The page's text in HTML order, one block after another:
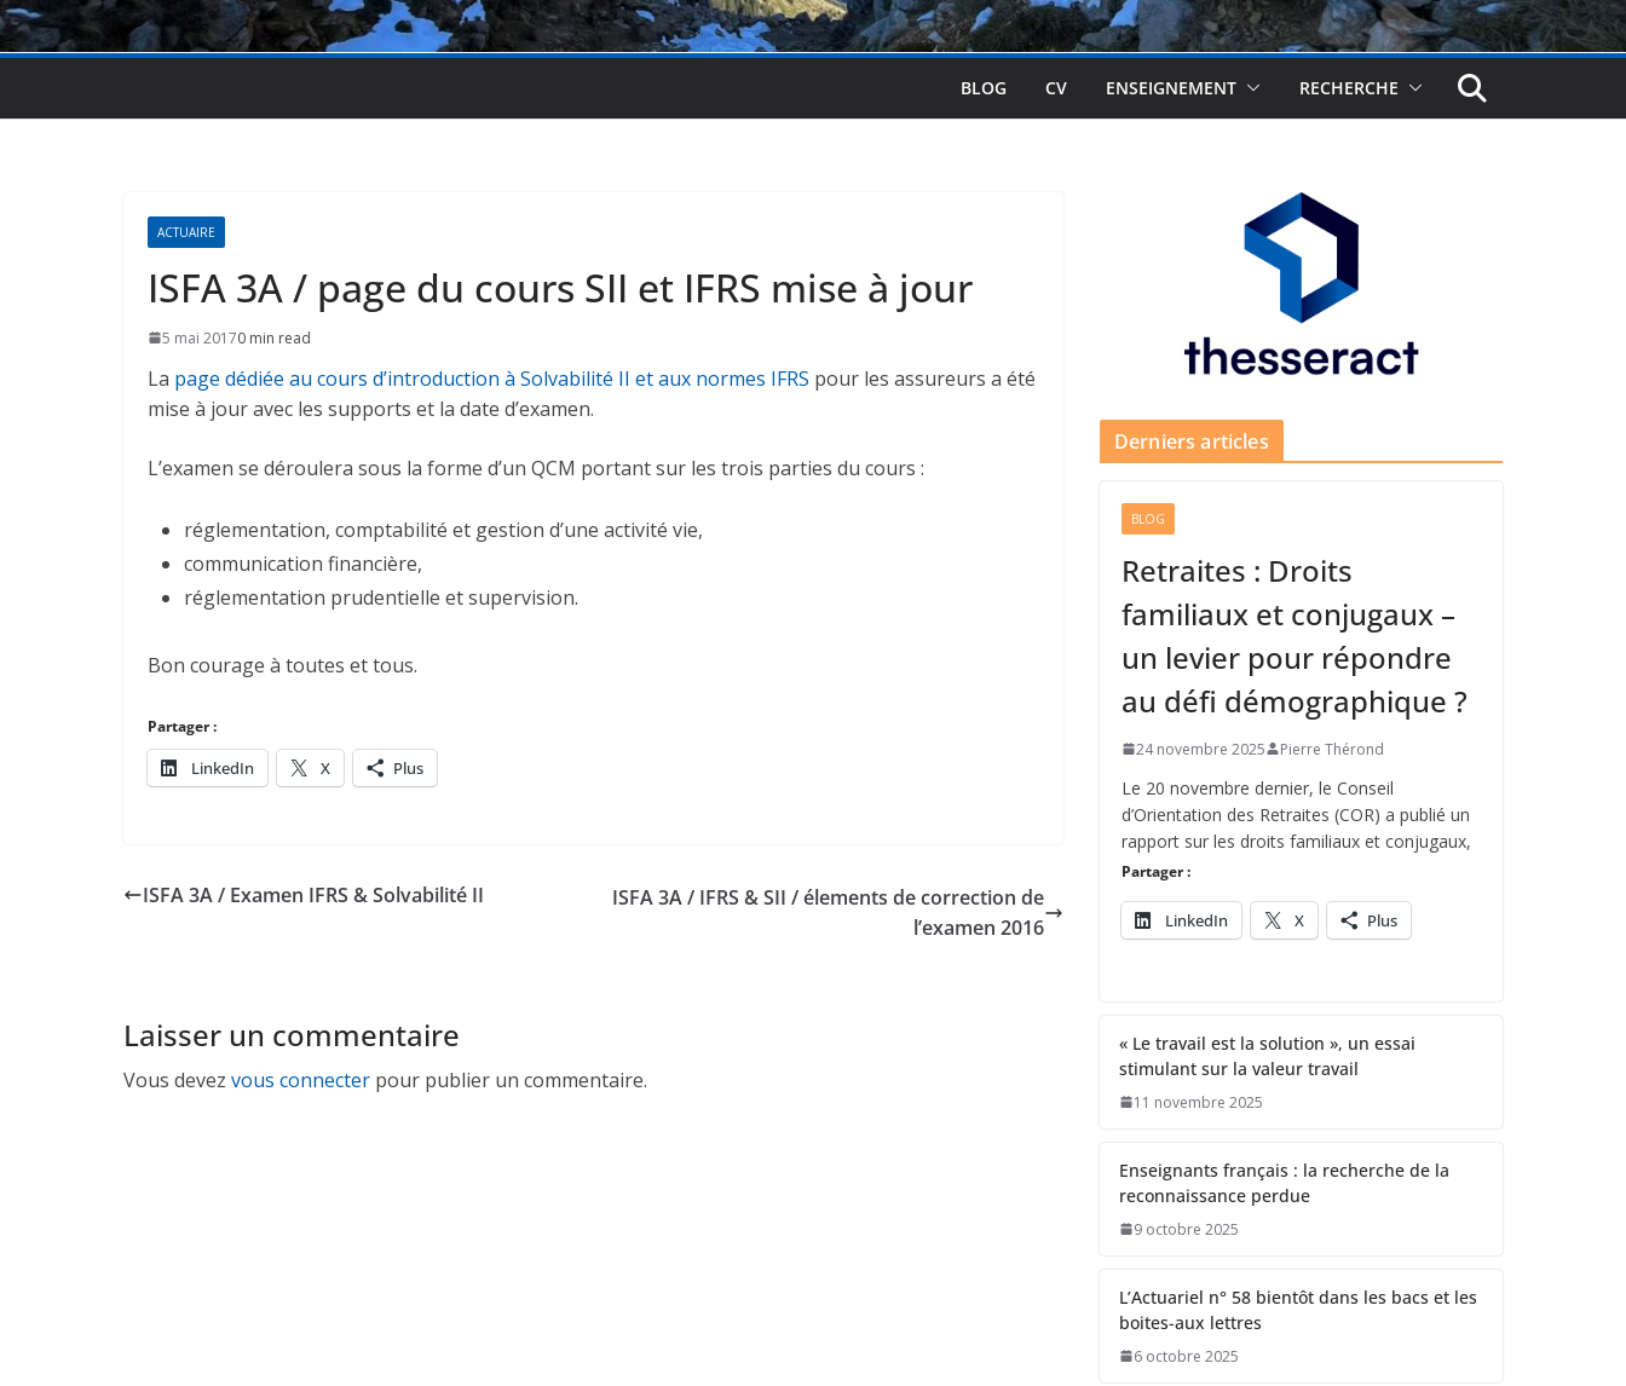
BLOG CV ENSEIGNEMENT RECHERCHE
ACTUAIRE
ISFA 3A / page du cours SII et IFRS mise à jour
5 mai 20170 min read
La page dédiée au cours d’introduction à Solvabilité II et aux normes IFRS pour les assureurs a été
mise à jour avec les supports et la date d’examen.
L’examen se déroulera sous la forme d’un QCM portant sur les trois parties du cours :
réglementation, comptabilité et gestion d’une activité vie,
communication financière,
réglementation prudentielle et supervision.
Bon courage à toutes et tous.
Partager :
LinkedIn X Plus
ISFA 3A / Examen IFRS & Solvabilité II
ISFA 3A / IFRS & SII / élements de correction de
l’examen 2016
Laisser un commentaire
Vous devez vous connecter pour publier un commentaire.
Derniers articles
BLOG
Retraites : Droits
familiaux et conjugaux –
un levier pour répondre
au défi démographique ?
24 novembre 2025 Pierre Thérond
Le 20 novembre dernier, le Conseil
d’Orientation des Retraites (COR) a publié un
rapport sur les droits familiaux et conjugaux,
Partager :
LinkedIn X Plus
« Le travail est la solution », un essai
stimulant sur la valeur travail
11 novembre 2025
Enseignants français : la recherche de la
reconnaissance perdue
9 octobre 2025
L’Actuariel n° 58 bientôt dans les bacs et les
boites-aux lettres
6 octobre 2025